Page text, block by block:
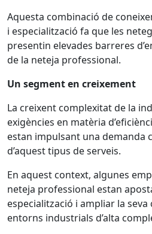
Aquesta combinació de
i especialització fa que les
presentin elevades barreres
de la neteja professional.
Un segment en creixement
La creixent complexitat de la
exigències en matèria
estan impulsant una demanda
d’aquest tipus de serveis.
En aquest context, algunes
neteja professional estan
especialització i ampliar la
entorns industrials d’alta